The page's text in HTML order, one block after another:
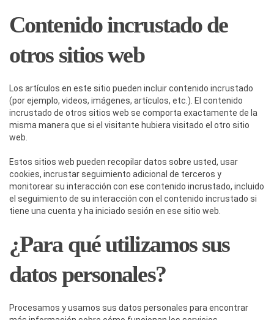
Contenido incrustado de
otros sitios web
Los artículos en este sitio pueden incluir contenido incrustado
(por ejemplo, videos, imágenes, artículos, etc.). El contenido
incrustado de otros sitios web se comporta exactamente de la
misma manera que si el visitante hubiera visitado el otro sitio
web.
Estos sitios web pueden recopilar datos sobre usted, usar
cookies, incrustar seguimiento adicional de terceros y
monitorear su interacción con ese contenido incrustado, incluido
el seguimiento de su interacción con el contenido incrustado si
tiene una cuenta y ha iniciado sesión en ese sitio web.
¿Para qué utilizamos sus
datos personales?
Procesamos y usamos sus datos personales para encontrar